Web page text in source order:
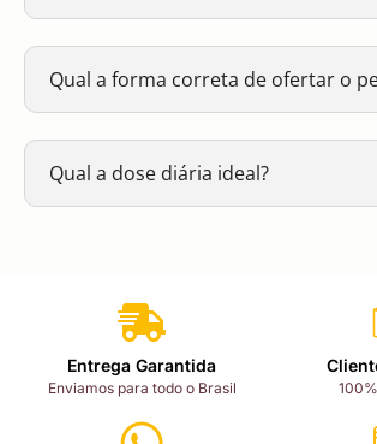
Qual a forma correta de ofertar o
Qual a dose diária ideal?
Entrega Garantida
Enviamos para todo o Brasil